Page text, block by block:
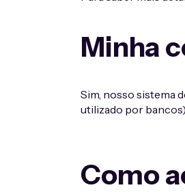
Minha
Sim, nosso sistema
utilizado por
Como